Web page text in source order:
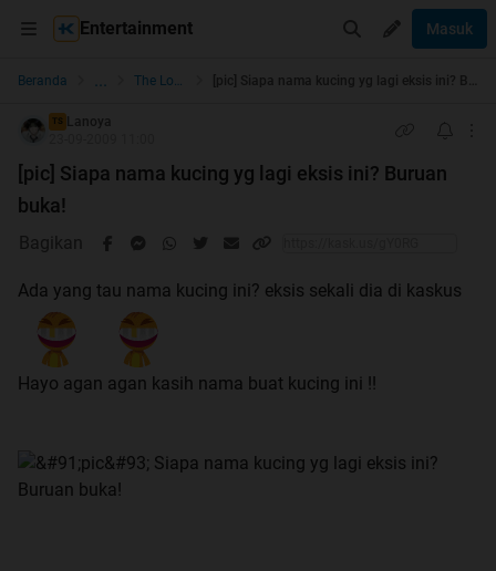
Entertainment Masuk
Beranda ... The Lounge
TS
Lanoya
[pic] Siapa nama kucing yg lagi eksis ini? Buruan
buka!
Bagikan
Ada yang tau nama kucing ini? eksis sekali dia di kaskus
Hayo agan agan kasih nama buat kucing ini !!